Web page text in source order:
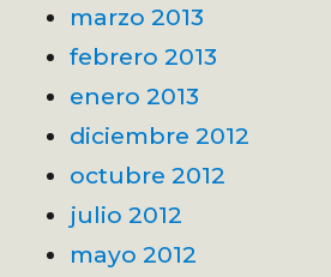
marzo 2013
febrero 2013
enero 2013
diciembre 2012
octubre 2012
julio 2012
mayo 2012